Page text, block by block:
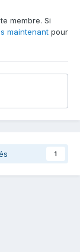
membre. Si
maintenant pour
1